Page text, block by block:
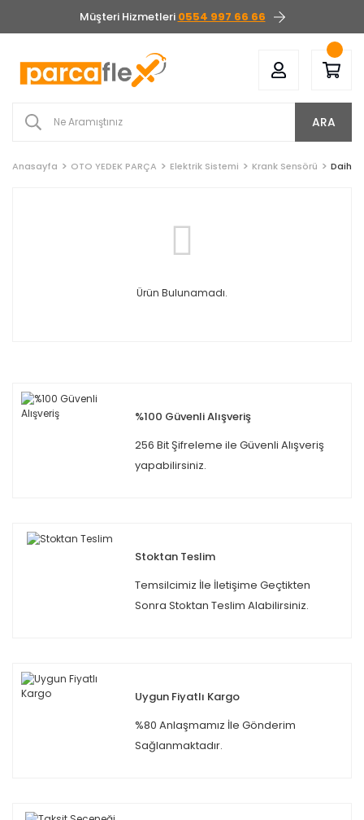
Müşteri Hizmetleri 0554 997 66 66
ARA
Anasayfa OTO YEDEK PARÇA Elektrik Sistemi Krank Sensörü
Ürün Bulunamadı.
%100 Güvenli Alışveriş
256 Bit Şifreleme ile Güvenli Alışveriş
yapabilirsiniz.
Stoktan Teslim
Temsilcimiz İle İletişime Geçtikten
Sonra Stoktan Teslim Alabilirsiniz.
Uygun Fiyatlı Kargo
%80 Anlaşmamız İle Gönderim
Sağlanmaktadır.